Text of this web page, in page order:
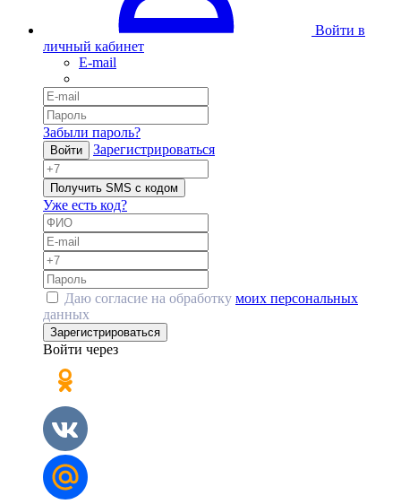
Войти в
личный кабинет
E-mail
Забыли пароль?
Войти Зарегистрироваться
Получить SMS с кодом
Уже есть код?
Даю согласие на обработку моих персональных
данных
Зарегистрироваться
Войти через